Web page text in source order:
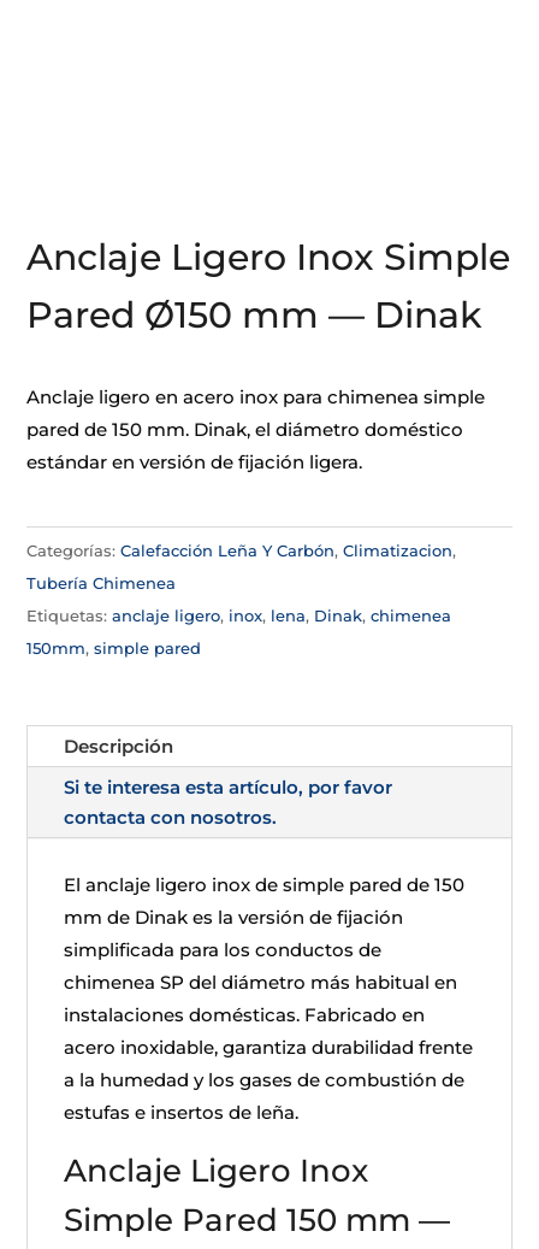
Anclaje Ligero Inox Simple
Pared Ø150 mm — Dinak
Anclaje ligero en acero inox para chimenea simple
pared de 150 mm. Dinak, el diámetro doméstico
estándar en versión de fijación ligera.
Categorías:Calefacción Leña Y Carbón,Climatizacion,
Tubería Chimenea
Etiquetas:anclaje ligero, inox, lena, Dinak,chimenea
150mm,simple pared
Descripción
Si te interesa esta artículo, por favor
contacta con nosotros.
El anclaje ligero inox de simple pared de 150
mm de Dinak es la versión de fijación
simplificada para los conductos de
chimenea SP del diámetro más habitual en
instalaciones domésticas. Fabricado en
acero inoxidable, garantiza durabilidad frente
a la humedad y los gases de combustión de
estufas e insertos de leña.
Anclaje Ligero Inox
Simple Pared 150 mm —